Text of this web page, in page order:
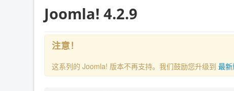
Joomla! 4.2.9
注意！
这系列的 Joomla! 版本不再支持。我们鼓励您升级到 最